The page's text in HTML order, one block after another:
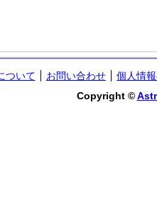
ついて お問い合わせ
個人情
Copyright ©